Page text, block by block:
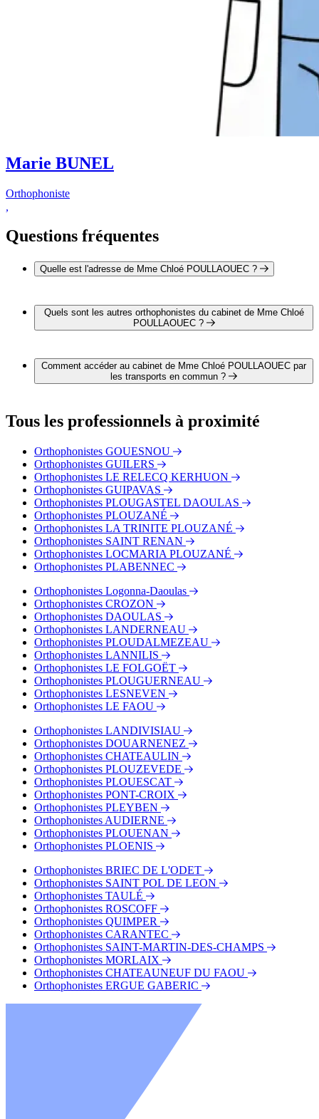
Marie BUNEL
Orthophoniste
Questions fréquentes
Quelle est l'adresse de Mme Chloé POULLAOUEC ?
29200 BREST
Quels sont les autres orthophonistes du cabinet de Mme Chloé
POULLAOUEC ?
Mme Chloé POULLAOUEC :
Mme Marie BERNARD
Comment accéder au cabinet de Mme Chloé POULLAOUEC par
les transports en commun ?
proximité des arrêts suivants :
Bus - Jean Moulin
Bus - Multiplexe
Tram - Château
Tram - Jean Jaurès
Tram - Liberté
Tous les professionnels à proximité
Orthophonistes GOUESNOU
Orthophonistes GUILERS
Orthophonistes LE RELECQ KERHUON
Orthophonistes GUIPAVAS
Orthophonistes PLOUGASTEL DAOULAS
Orthophonistes PLOUZANÉ
Orthophonistes LA TRINITE PLOUZANÉ
Orthophonistes SAINT RENAN
Orthophonistes LOCMARIA PLOUZANÉ
Orthophonistes PLABENNEC
Orthophonistes Logonna-Daoulas
Orthophonistes CROZON
Orthophonistes DAOULAS
Orthophonistes LANDERNEAU
Orthophonistes PLOUDALMEZEAU
Orthophonistes LANNILIS
Orthophonistes LE FOLGOËT
Orthophonistes PLOUGUERNEAU
Orthophonistes LESNEVEN
Orthophonistes LE FAOU
Orthophonistes LANDIVISIAU
Orthophonistes DOUARNENEZ
Orthophonistes CHATEAULIN
Orthophonistes PLOUZEVEDE
Orthophonistes PLOUESCAT
Orthophonistes PONT-CROIX
Orthophonistes PLEYBEN
Orthophonistes AUDIERNE
Orthophonistes PLOUENAN
Orthophonistes PLOENIS
Orthophonistes BRIEC DE L'ODET
Orthophonistes SAINT POL DE LEON
Orthophonistes TAULÉ
Orthophonistes ROSCOFF
Orthophonistes QUIMPER
Orthophonistes CARANTEC
Orthophonistes SAINT-MARTIN-DES-CHAMPS
Orthophonistes MORLAIX
Orthophonistes CHATEAUNEUF DU FAOU
Orthophonistes ERGUE GABERIC